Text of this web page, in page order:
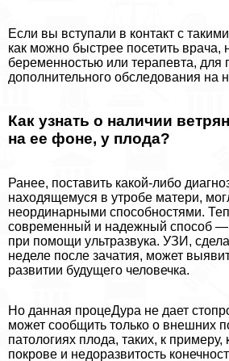
Если вы вступали в контакт с
как можно быстрее посетить
беременностью или терапевта, для
дополнительного обследования на
Как узнать о наличии
на ее фоне, у плода?
Ранее, поставить какой-либо
находящемуся в утробе матери,
неординарными способностями.
современный и надежный способ —
при помощи ультразвука. УЗИ,
неделе после зачатия, может
развитии будущего человечка.
Но данная процеДypa не дает
может сообщить только о внешних
патологиях плода, таких, к
покрове и недоразвитость